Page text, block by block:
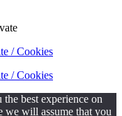
/ Cookies
/ Cookies
best experience on
we will assume that you